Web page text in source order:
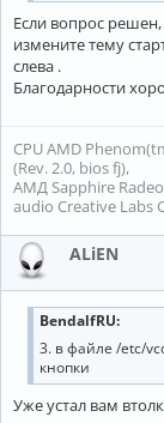
Если вопрос решен,
измените тему
слева .
Благодарности
CPU AMD
(Rev. 2.0, bios fj),
АМД Sapphire
audio Creative Labs
ALiEN
BendalfRU:
3. в файле /etc/
кнопки
Уже устал вам